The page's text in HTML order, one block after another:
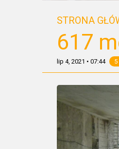
STRONA
617
lip 4, 2021 • 07:44